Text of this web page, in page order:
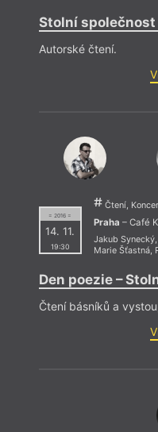
Stolní společnost
Autorské čtení.
= 2016 =
14. 11.
19:30
Čtení,
Praha – Café
Jakub Synecký,
Marie Šťastná,
Den poezie –
Čtení básníků a